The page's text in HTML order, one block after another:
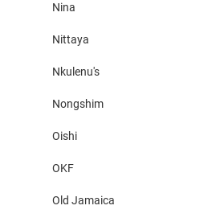
Nina
Nittaya
Nkulenu's
Nongshim
Oishi
OKF
Old Jamaica